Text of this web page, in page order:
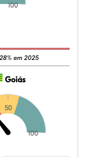
100
em 2025
Goiás
50
100